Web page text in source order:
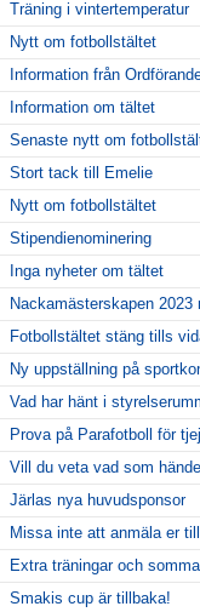
Träning i vintertemperatur
Nytt om fotbollstältet
Information från
Information om tältet
Senaste nytt om
Stort tack till Emelie
Nytt om fotbollstältet
Stipendienominering
Inga nyheter om tältet
Nackamästerskapen 2023
Fotbollstältet stäng tills
Ny uppställning på
Vad har hänt i
Prova på Parafotboll för
Vill du veta vad som
Järlas nya huvudsponsor
Missa inte att anmäla er
Extra träningar och
Smakis cup är tillbaka!